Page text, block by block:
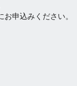
申込みください。